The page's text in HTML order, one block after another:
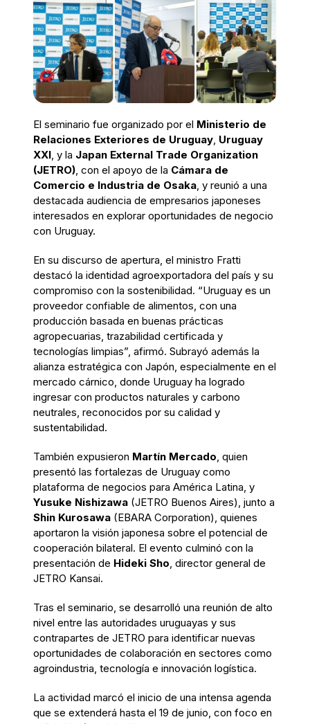
El seminario fue organizado por el Ministerio de
Relaciones Exteriores de Uruguay Uruguay
XXI , y la Japan External Trade Organization
(JETRO) , con el apoyo de la Cámara de
Comercio e Industria de Osaka , y reunió a una
destacada audiencia de empresarios japoneses
interesados en explorar oportunidades de negocio
con Uruguay.
En su discurso de apertura, el ministro Fratti
destacó la identidad agroexportadora del país y su
compromiso con la sostenibilidad. “Uruguay es un
proveedor confiable de alimentos, con una
producción basada en buenas prácticas
agropecuarias, trazabilidad certificada y
tecnologías limpias”, afirmó. Subrayó además la
alianza estratégica con Japón, especialmente en el
mercado cárnico, donde Uruguay ha logrado
ingresar con productos naturales y carbono
neutrales, reconocidos por su calidad y
sustentabilidad.
También expusieron Martín Mercado , quien
presentó las fortalezas de Uruguay como
plataforma de negocios para América Latina, y
Yusuke Nishizawa (JETRO Buenos Aires), junto a
Shin Kurosawa (EBARA Corporation), quienes
aportaron la visión japonesa sobre el potencial de
cooperación bilateral. El evento culminó con la
presentación de Hideki Sho , director general de
JETRO Kansai.
Tras el seminario, se desarrolló una reunión de alto
nivel entre las autoridades uruguayas y sus
contrapartes de JETRO para identificar nuevas
oportunidades de colaboración en sectores como
agroindustria, tecnología e innovación logística.
La actividad marcó el inicio de una intensa agenda
que se extenderá hasta el 19 de junio, con foco en